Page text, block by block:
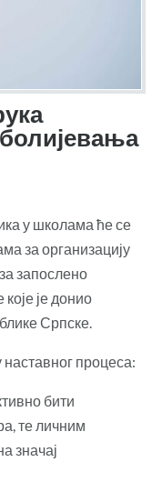
у школама ће се
за организацију
запослено
је донио
Српске.
процеса:
бити
те личним
значај